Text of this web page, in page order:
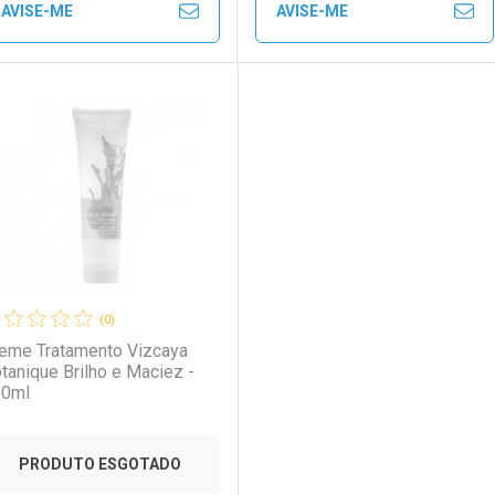
Ver Desconto Convênio Ver Desconto Convênio
AVISE-ME
Menos
AVISE-ME
(0)
Tratamento Vizcaya
Brilho e Maciez -
PRODUTO ESGOTADO
TERMO DIGITADO